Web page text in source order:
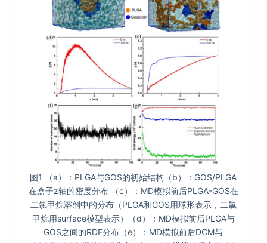
图1 （a）：PLGA与GOS的初始结构（b）：GOS/PLGA
在盒子z轴的密度分布 （c）：MD模拟前后PLGA-GOS在
二氯甲烷溶剂中的分布（PLGA和GOS用球形表示，二氯
甲烷用surface模型表示）（d）：MD模拟前后PLGA与
GOS之间的RDF分布（e）：MD模拟前后DCM与